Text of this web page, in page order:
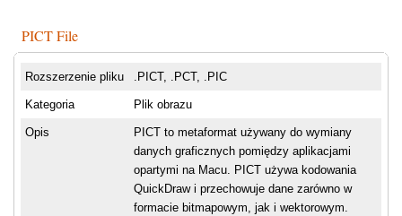
PICT File
Rozszerzenie pliku .PICT, .PCT, .PIC
Kategoria Plik obrazu
Opis
PICT to metaformat używany do wymiany
danych graficznych pomiędzy aplikacjami
opartymi na Macu. PICT używa kodowania
QuickDraw i przechowuje dane zarówno w
formacie bitmapowym, jak i wektorowym.